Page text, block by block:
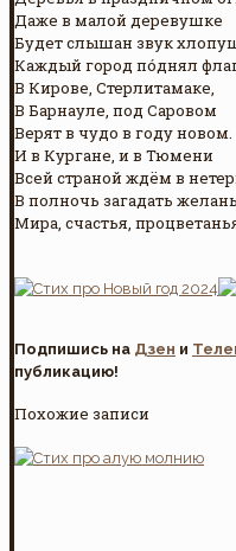
Даже в малой деревушке
Будет слышан звук
Каждый город по́днял
В Кирове, Стерлитамаке,
В Барнауле, под Саровом
Верят в чудо в году новом.
И в Кургане, и в Тюмени
Всей страной ждём в
В полночь загадать
Мира, счастья,
Подпишись на Дзен и
публикацию!
Похожие записи